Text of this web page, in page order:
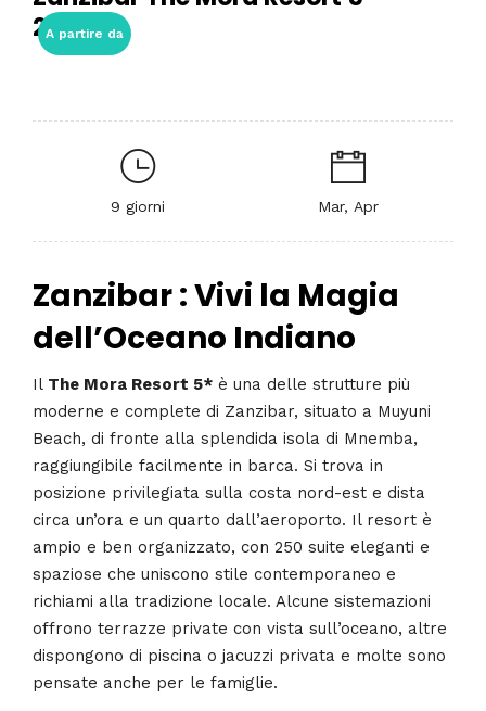
2026
A partire da
9 giorni Mar, Apr
Zanzibar : Vivi la Magia
dell’Oceano Indiano
Il The Mora Resort 5* è una delle strutture più
moderne e complete di Zanzibar, situato a Muyuni
Beach, di fronte alla splendida isola di Mnemba,
raggiungibile facilmente in barca. Si trova in
posizione privilegiata sulla costa nord-est e dista
circa un’ora e un quarto dall’aeroporto. Il resort è
ampio e ben organizzato, con 250 suite eleganti e
spaziose che uniscono stile contemporaneo e
richiami alla tradizione locale. Alcune sistemazioni
offrono terrazze private con vista sull’oceano, altre
dispongono di piscina o jacuzzi privata e molte sono
pensate anche per le famiglie.